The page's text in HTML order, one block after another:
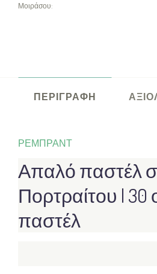
Μοιράσου:
ΠΕΡΙΓΡΑΦΉ
ΡΕΜΠΡΑΝΤ
Απαλό παστέλ
Πορτραίτου | 30
παστέλ